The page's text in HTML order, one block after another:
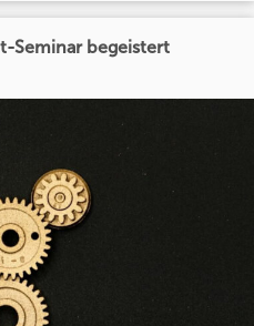
Seminar begeistert